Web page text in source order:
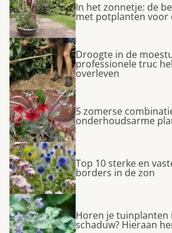
In het zonnetje: de
met potplanten voor
Droogte in de
professionele truc
overleven
5 zomerse
onderhoudsarme
Top 10 sterke en
borders in de zon
Horen je tuinplanten
schaduw? Hieraan